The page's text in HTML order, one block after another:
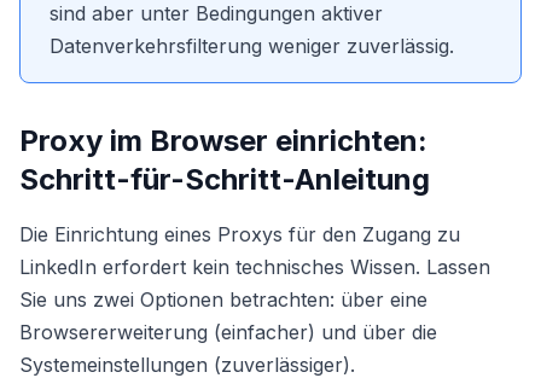
sind aber unter Bedingungen aktiver
Datenverkehrsfilterung weniger zuverlässig.
Proxy im Browser einrichten:
Schritt-für-Schritt-Anleitung
Die Einrichtung eines Proxys für den Zugang zu
LinkedIn erfordert kein technisches Wissen. Lassen
Sie uns zwei Optionen betrachten: über eine
Browsererweiterung (einfacher) und über die
Systemeinstellungen (zuverlässiger).